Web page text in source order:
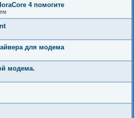
4 помогите
для модема
модема.